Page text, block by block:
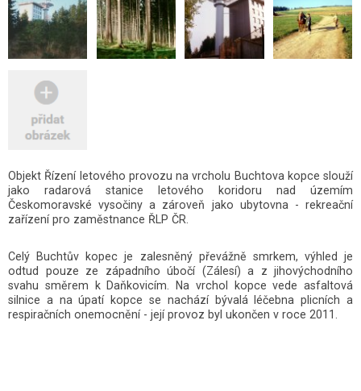
Objekt Řízení letového provozu na vrcholu Buchtova kopce slouží
jako radarová stanice letového koridoru nad územím
Českomoravské vysočiny a zároveň jako ubytovna - rekreační
zařízení pro zaměstnance ŘLP ČR.
Celý Buchtův kopec je zalesněný převážně smrkem, výhled je
odtud pouze ze západního úbočí (Zálesí) a z jihovýchodního
svahu směrem k Daňkovicím. Na vrchol kopce vede asfaltová
silnice a na úpatí kopce se nachází bývalá léčebna plicních a
respiračních onemocnění - její provoz byl ukončen v roce 2011.